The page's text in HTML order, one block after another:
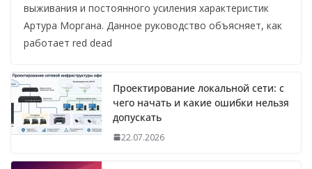
выживания и постоянного усиления характеристик
Артура Моргана. Данное руководство объясняет, как
работает red dead
Проектирование локальной сети: с
чего начать и какие ошибки нельзя
допускать
22.07.2026